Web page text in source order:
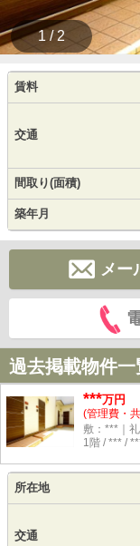
1 / 2
賃料
交通
間取り(面積)
築年月
メー
過去掲載物件一
***万円
(管理費・
敷：***｜
1階 / *** /
所在地
交通